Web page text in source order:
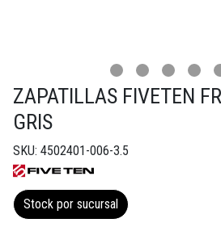
ZAPATILLAS FIVETEN
GRIS
SKU: 4502401-006-3.5
Stock por sucursal